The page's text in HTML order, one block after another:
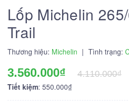
Lốp Michelin
Trail
Thương hiệu: Michelin | Tình trạng:
3.560.000₫
4.110.000₫
Tiết kiệm: 550.000₫